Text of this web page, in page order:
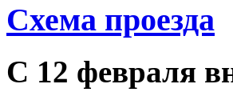
Схема проезда
С 12 февраля